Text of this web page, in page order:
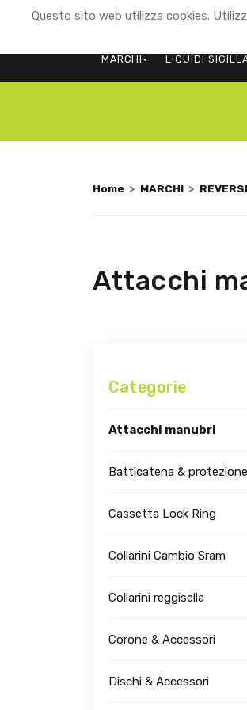
Questo sito web utilizza cookies.
MARCHI LIQUIDI
Home > MARCHI >
Attacchi
Categorie
Attacchi manubri
Batticatena & protezione
Cassetta Lock Ring
Collarini Cambio Sram
Collarini reggisella
Corone & Accessori
Dischi & Accessori